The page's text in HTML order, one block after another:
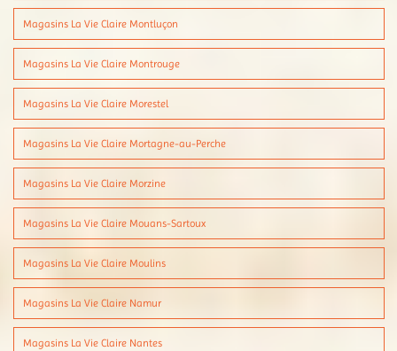
Magasins La Vie Claire Montluçon
Magasins La Vie Claire Montrouge
Magasins La Vie Claire Morestel
Magasins La Vie Claire Mortagne-au-Perche
Magasins La Vie Claire Morzine
Magasins La Vie Claire Mouans-Sartoux
Magasins La Vie Claire Moulins
Magasins La Vie Claire Namur
Magasins La Vie Claire Nantes